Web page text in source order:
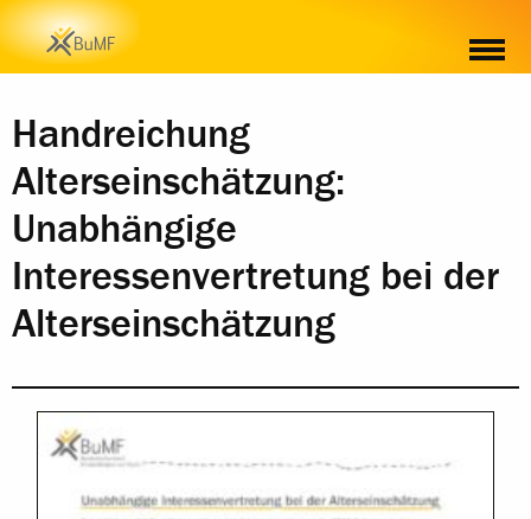
INHALT
Handreichung
Alterseinschätzung:
Unabhängige
Interessenvertretung bei der
Alterseinschätzung